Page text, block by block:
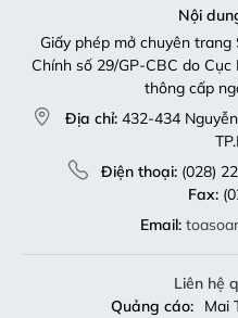
Nội
Giấy phép mở chuyên trang
Chính số 29/GP-CBC do
thông cấp
Địa chỉ: 432-434
Điện thoại:(028)
Fax:
Email:
Liên hệ
Quảng cáo:
Mai